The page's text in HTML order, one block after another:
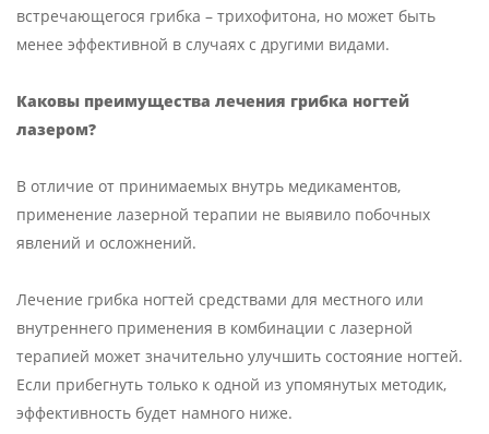
встречающегося грибка – трихофитона, но может быть
менее эффективной в случаях с другими видами.
Каковы преимущества лечения грибка ногтей
лазером?
В отличие от принимаемых внутрь медикаментов,
применение лазерной терапии не выявило побочных
явлений и осложнений.
Лечение грибка ногтей средствами для местного или
внутреннего применения в комбинации с лазерной
терапией может значительно улучшить состояние ногтей.
Если прибегнуть только к одной из упомянутых методик,
эффективность будет намного ниже.